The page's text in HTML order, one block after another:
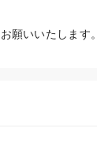
願いいたします。